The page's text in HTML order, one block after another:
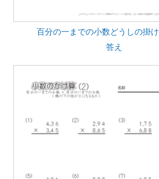
百分の一までの小数どうしの掛け
答え